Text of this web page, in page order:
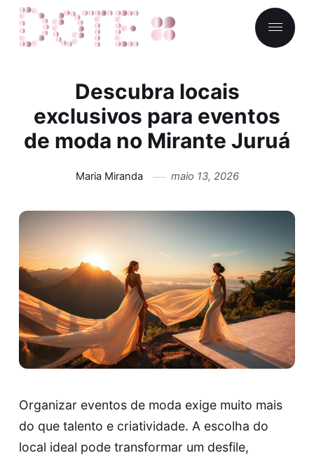
Descubra locais
exclusivos para eventos
de moda no Mirante Juruá
Maria Miranda maio 13, 2026
Organizar eventos de moda exige muito mais
do que talento e criatividade. A escolha do
local ideal pode transformar um desfile,